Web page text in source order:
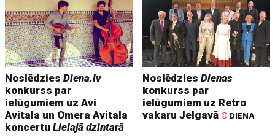
NoslēdziesDiena.lv
konkurss par
ielūgumiem uz Avi
Avitala un Omera Avitala
koncertuLielajā dzintarā
NoslēdziesDienas
konkurss par
ielūgumiem uz Retro
vakaru Jelgavā © DIENA